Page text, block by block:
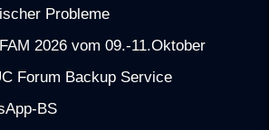
Probleme
2026 vom 09.-11.Oktober
Forum Backup Service
BS